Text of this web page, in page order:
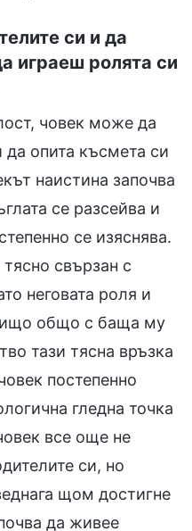
си и да
играеш ролята си
човек може да
да опита късмета си
наистина започва
се разсейва и
се изяснява.
свързан с
неговата роля и
общо с баща му
тази тясна връзка
постепенно
гледна точка
все още не
си, но
щом достигне
да живее